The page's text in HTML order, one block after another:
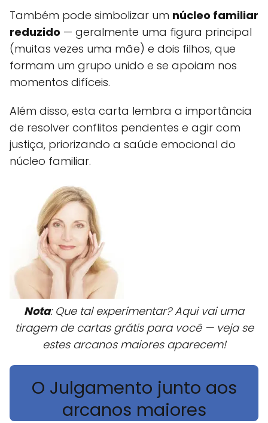
Também pode simbolizar um núcleo familiar
reduzido — geralmente uma figura principal
(muitas vezes uma mãe) e dois filhos, que
formam um grupo unido e se apoiam nos
momentos difíceis.
Além disso, esta carta lembra a importância
de resolver conflitos pendentes e agir com
justiça, priorizando a saúde emocional do
núcleo familiar.
Nota: Que tal experimentar? Aqui vai uma
tiragem de cartas grátis para você — veja se
estes arcanos maiores aparecem!
O Julgamento junto aos
arcanos maiores